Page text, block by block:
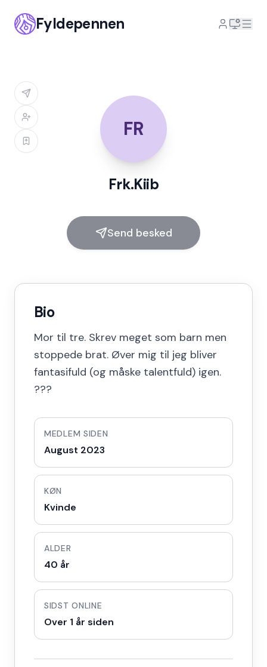
Fyldepennen
FR
Frk.Kiib
Send besked
Bio
Mor til tre. Skrev meget som barn men
stoppede brat. Øver mig til jeg bliver
fantasifuld (og måske talentfuld) igen.
???
MEDLEM SIDEN
August 2023
KØN
Kvinde
ALDER
40 år
SIDST ONLINE
Over 1 år siden